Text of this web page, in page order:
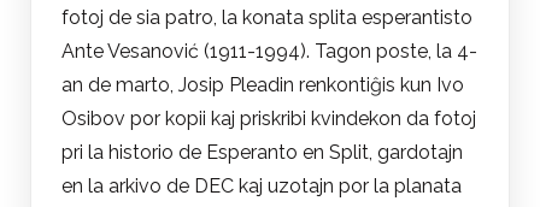
fotoj de sia patro, la konata splita esperantisto
Ante Vesanović (1911-1994). Tagon poste, la 4-
an de marto, Josip Pleadin renkontiĝis kun Ivo
Osibov por kopii kaj priskribi kvindekon da fotoj
pri la historio de Esperanto en Split, gardotajn
en la arkivo de DEC kaj uzotajn por la planata